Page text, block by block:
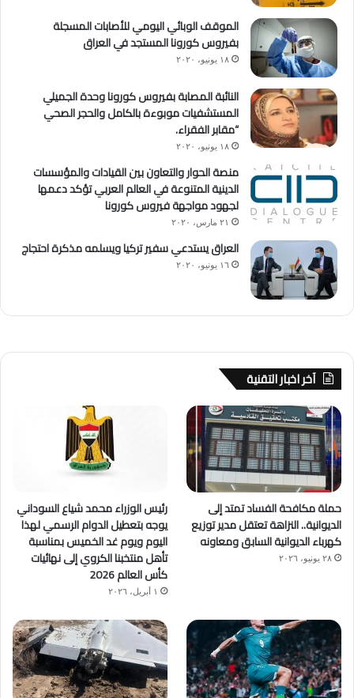
الموقف الوبائي اليومي للأصابات المسجلة
بفيروس كورونا المستجد في العراق
١٨ يونيو، ٢٠٢٠
النائبة المصابة بفيروس كورونا وحدة الجميلي
المستشفيات موبوءة بالكامل والحجر الصحي
“مقابر الفقراء.
١٨ يونيو، ٢٠٢٠
منصة الحوار والتعاون بين القيادات والمؤسسات
الدينية المتنوعة في العالم العربي تؤكد دعمها
لجهود مواجهة فيروس كورونا
٢١ مارس، ٢٠٢٠
العراق يستدعي سفير تركيا ويسلمه مذكرة احتجاج
١٦ يونيو، ٢٠٢٠
آخر اخبار التقنية
حملة مكافحة الفساد تمتد إلى
الديوانية.. النزاهة تعتقل مدير توزيع
كهرباء الديوانية السابق ومعاونه
٢٨ يونيو، ٢٠٢٦
رئيس الوزراء محمد شياع السوداني
يوجه بتعطيل الدوام الرسمي لهذا
اليوم ويوم غد الخميس بمناسبة
تأهل منتخبنا الكروي إلى نهائيات
كأس العالم 2026
١ أبريل، ٢٠٢٦